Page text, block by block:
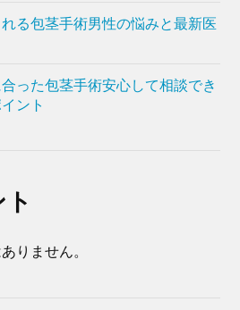
る包茎手術男性の悩みと最新医
った包茎手術安心して相談でき
ント
りません。